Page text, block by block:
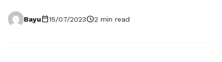
Bayucalendar_today15/07/2023schedule2 min read